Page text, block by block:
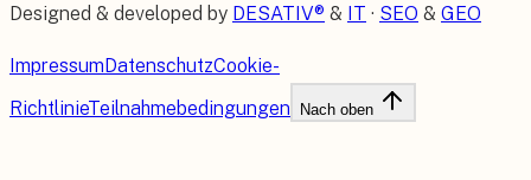
Designed & developed by DESATIV® & IT · SEO & GEO
ImpressumDatenschutzCookie-
RichtlinieTeilnahmebedingungen Nach oben